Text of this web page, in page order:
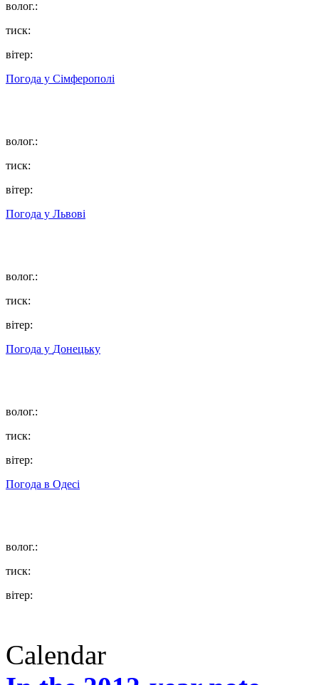
волог.:
тиск:
вітер:
Погода у Сімферополі
волог.:
тиск:
вітер:
Погода у Львові
волог.:
тиск:
вітер:
Погода у Донецьку
волог.:
тиск:
вітер:
Погода в Одесі
волог.:
тиск:
вітер:
Calendar